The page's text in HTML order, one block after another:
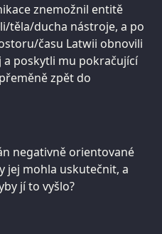
znemožnil entitě
těla/ducha nástroje, a po
času Latwii obnovili
poskytli mu pokračující
zpět do
negativně orientované
jej mohla uskutečnit, a
jí to vyšlo?